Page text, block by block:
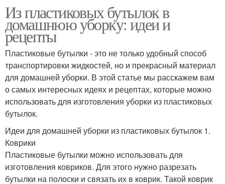
Из пластиковых бутылок в
домашнюю уборку: идеи и
рецепты
Пластиковые бутылки - это не только удобный способ
транспортировки жидкостей, но и прекрасный материал
для домашней уборки. В этой статье мы расскажем вам
о самых интересных идеях и рецептах, которые можно
использовать для изготовления уборки из пластиковых
бутылок.
Идеи для домашней уборки из пластиковых бутылок 1.
Коврики
Пластиковые бутылки можно использовать для
изготовления ковриков. Для этого нужно разрезать
бутылки на полоски и связать их в коврик. Такой коврик